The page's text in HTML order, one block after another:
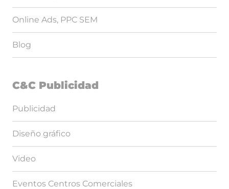
Online Ads, PPC SEM
Blog
C&C Publicidad
Publicidad
Diseño gráfico
Video
Eventos Centros Comerciales